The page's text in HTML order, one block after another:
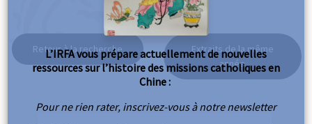
Retour à la recherche
Extraits de la même
année
L’IRFA vous prépare actuellement de nouvelles
ressources sur l’histoire des missions catholiques en
Chine :
Pour ne rien rater, inscrivez-vous à notre newsletter